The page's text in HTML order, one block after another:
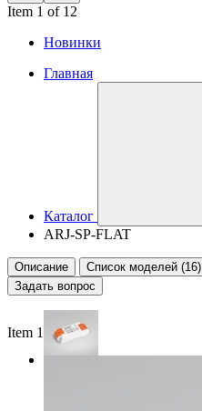
Item 1 of 12
Новинки
Главная
Каталог
ARJ-SP-FLAT
Описание
Список моделей (16)
Задать вопрос
Item 1 of 2